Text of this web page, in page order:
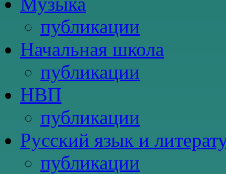
публикации
Начальная школа
публикации
НВП
публикации
Русский язык и
публикации